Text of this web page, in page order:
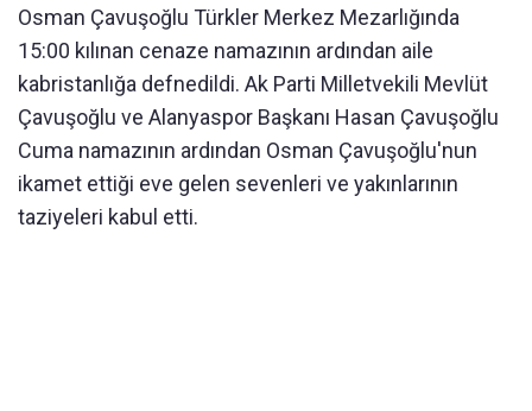
Osman Çavuşoğlu Türkler Merkez Mezarlığında
15:00 kılınan cenaze namazının ardından aile
kabristanlığa defnedildi. Ak Parti Milletvekili Mevlüt
Çavuşoğlu ve Alanyaspor Başkanı Hasan Çavuşoğlu
Cuma namazının ardından Osman Çavuşoğlu'nun
ikamet ettiği eve gelen sevenleri ve yakınlarının
taziyeleri kabul etti.